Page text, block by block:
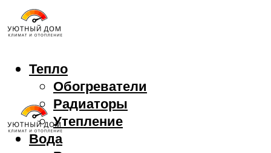
Тепло
Обогреватели
Радиаторы
Утепление
Вода